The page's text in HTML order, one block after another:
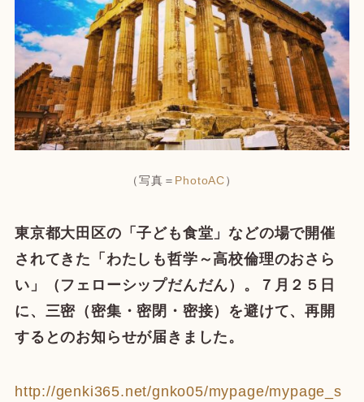
（写真＝ PhotoAC）
東京都大田区の「子ども食堂」などの場で開催
されてきた「わたしも哲学～高校倫理のおさら
い」（フェローシップだんだん）。７月２５日
に、三密（密集・密閉・密接）を避けて、再開
するとのお知らせが届きました。
http://genki365.net/gnko05/mypage/mypage_s